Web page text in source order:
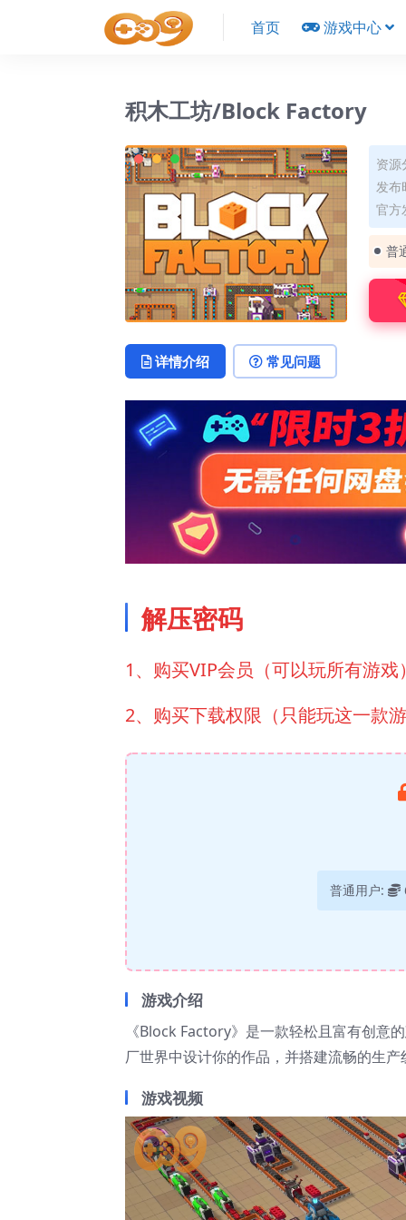
首页 游戏中心
积木工坊/Block Factory
资
发布
官方
普
详情介绍 常见问题
解压密码
1、购买VIP会员（可以玩所有游
2、购买下载权限（只能玩这一款
普通用户:
游戏介绍
《Block Factory》是一款轻松且富有创意
厂世界中设计你的作品，并搭建流畅的生产
游戏视频